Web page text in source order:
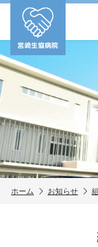
ホーム お知らせ